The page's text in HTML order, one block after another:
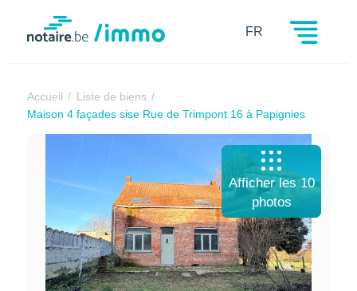
Notaire.be FR
Accueil
Liste de biens
Maison 4 façades sise Rue de Trimpont 16 à Papignies
Afficher les 10
photos